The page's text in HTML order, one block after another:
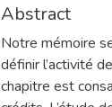
Abstract
Notre mémoire
définir l’activité
chapitre est